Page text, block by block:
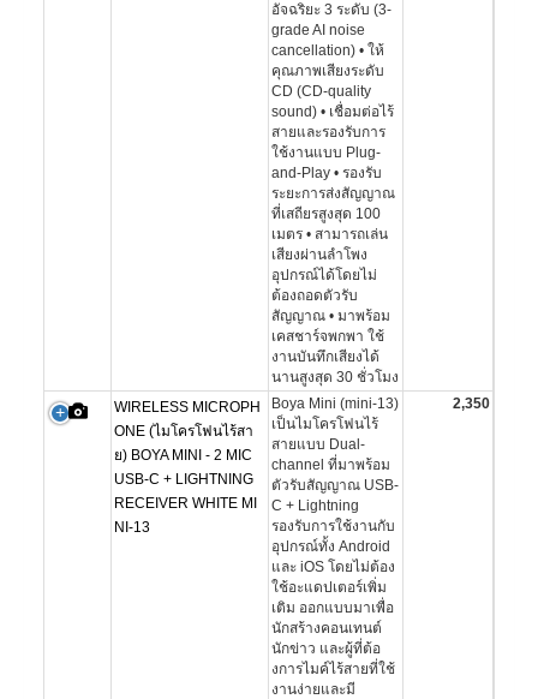
อัจฉริยะ 3 ระดับ (3-
grade AI noise
cancellation) • ให้
คุณภาพเสียงระดับ
CD (CD-quality
sound) • เชื่อมต่อไร้
สายและรองรับการ
ใช้งานแบบ Plug-
and-Play • รองรับ
ระยะการส่งสัญญาณ
ที่เสถียรสูงสุด 100
เมตร • สามารถเล่น
เสียงผ่านลำโพง
อุปกรณ์ได้โดยไม่
ต้องถอดตัวรับ
สัญญาณ • มาพร้อม
เคสชาร์จพกพา ใช้
งานบันทึกเสียงได้
นานสูงสุด 30 ชั่วโมง
WIRELESS MICROPH
ONE (ไมโครโฟนไร้สา
ย) BOYA MINI - 2 MIC
USB-C + LIGHTNING
RECEIVER WHITE MI
NI-13
Boya Mini (mini-13)
เป็นไมโครโฟนไร้
สายแบบ Dual-
channel ที่มาพร้อม
ตัวรับสัญญาณ USB-
C + Lightning
รองรับการใช้งานกับ
อุปกรณ์ทั้ง Android
และ iOS โดยไม่ต้อง
ใช้อะแดปเตอร์เพิ่ม
เติม ออกแบบมาเพื่อ
นักสร้างคอนเทนต์
นักข่าว และผู้ที่ต้อ
งการไมค์ไร้สายที่ใช้
งานง่ายและมี
2,350